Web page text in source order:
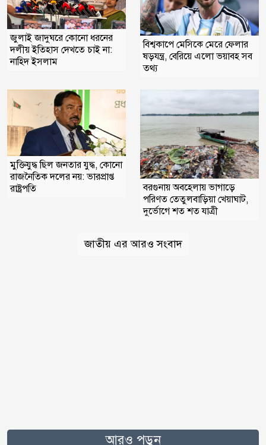
জুলাই জাদুঘরে কোনো ধরনের
দলীয় ইতিহাস দেখতে চাই না:
নাহিদ ইসলাম
বিশ্বকাপে মেসিকে মেরে ফেলার
ষড়যন্ত্র, বেরিয়ে এলো ভয়াবহ সব
তথ্য
মুক্তিযুদ্ধ ছিল জনতার যুদ্ধ, কোনো
রাজনৈতিক দলের নয়: ভারপ্রাপ্ত
রাষ্ট্রপতি
বরগুনায় অবহেলায় ভাগাড়ে
পরিণত তেতুলবাড়িয়া খেয়াঘাট,
দুর্ভোগে শত শত যাত্রী
জাতীয় এর আরও সংবাদ
আরও পড়ুন